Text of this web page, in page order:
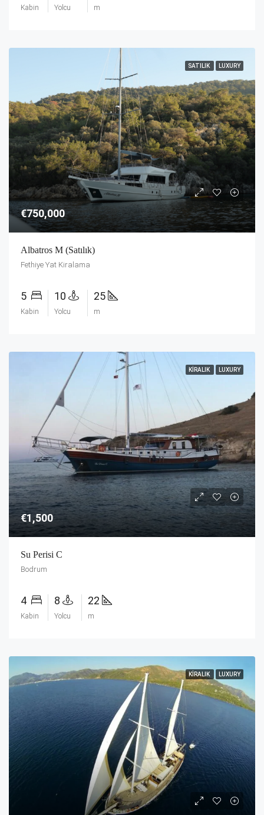
Kabin Yolcu m
SATILIK LUXURY
€750,000
Albatros M (Satılık)
Fethiye Yat Kiralama
5
Kabin
10
Yolcu
25
m
KIRALIK LUXURY
€1,500
Su Perisi C
Bodrum
4
Kabin
8
Yolcu
22
m
KIRALIK LUXURY